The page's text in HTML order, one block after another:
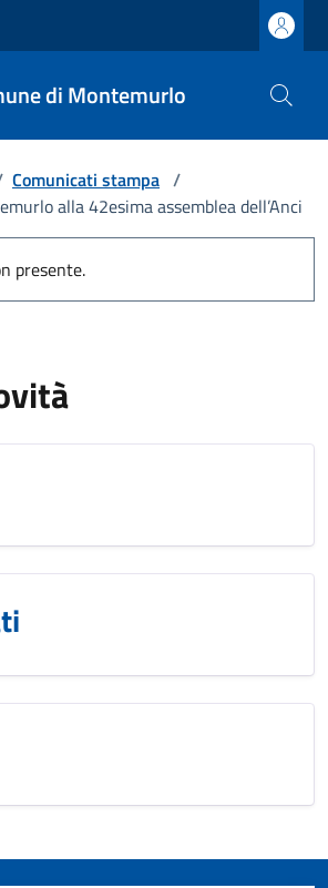
di Montemurlo
Comunicati stampa /
alla 42esima assemblea dell’Anci
presente.